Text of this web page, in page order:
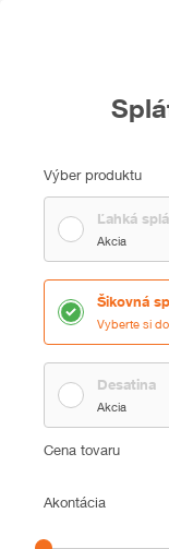
Výber produktu
Ľahká
Akcia
Šikovná
Vyberte si
Desatina
Akcia
Cena
Cena tovaru
Akontácia